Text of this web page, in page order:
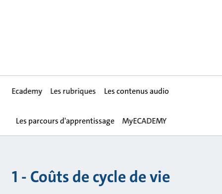
Ecademy Les rubriques Les contenus audio
Les parcours d'apprentissage MyECADEMY
1 - Coûts de cycle de vie